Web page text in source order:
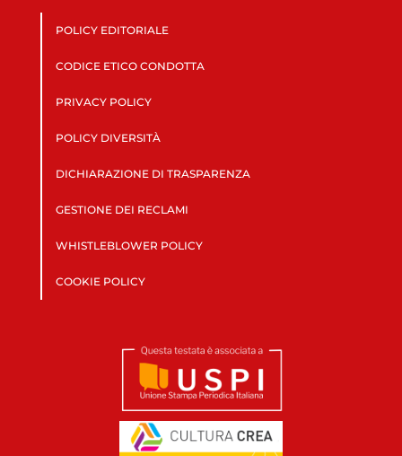
POLICY EDITORIALE
CODICE ETICO CONDOTTA
PRIVACY POLICY
POLICY DIVERSITÀ
DICHIARAZIONE DI TRASPARENZA
GESTIONE DEI RECLAMI
WHISTLEBLOWER POLICY
COOKIE POLICY